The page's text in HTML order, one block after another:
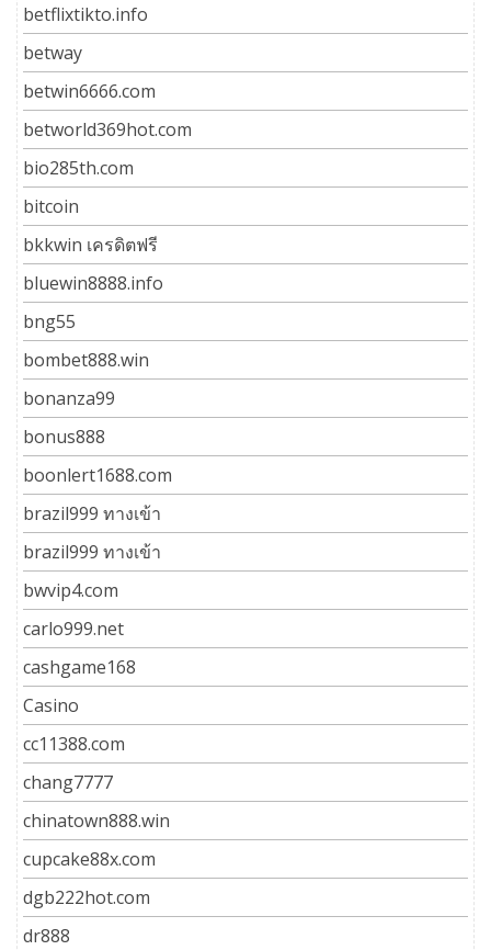
betflixtikto.info
betway
betwin6666.com
betworld369hot.com
bio285th.com
bitcoin
bkkwin เครดิตฟรี
bluewin8888.info
bng55
bombet888.win
bonanza99
bonus888
boonlert1688.com
brazil999 ทางเข้า
brazil999 ทางเข้า
bwvip4.com
carlo999.net
cashgame168
Casino
cc11388.com
chang7777
chinatown888.win
cupcake88x.com
dgb222hot.com
dr888